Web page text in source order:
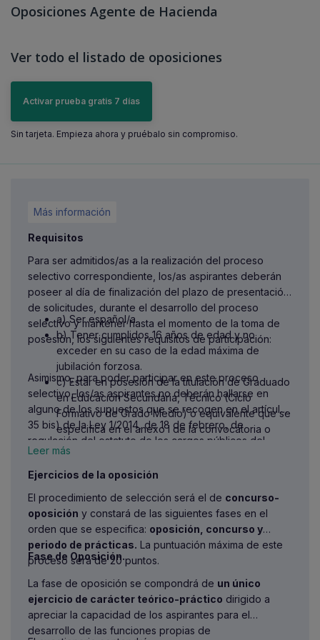
Oposiciones Agente de Hacienda
Ver todo el listado de oposiciones
Activar prueba gratis 7 días
Sin tarjeta. Empieza ahora y pruébalo sin compromiso.
Más información
Requisitos
Para ser admitidos/as a la realización del proceso
selectivo correspondiente, los/as aspirantes deberán
poseer al día de finalización del plazo de presentación
de solicitudes, durante el desarrollo del proceso
selectivo y mantener hasta el momento de la toma de
posesión, los siguientes requisitos de participación:
a) Ser español/a.
b) Tener cumplidos 16 años de edad y no
exceder en su caso de la edad máxima de
jubilación forzosa.
c) Estar en posesión de la titulación de Graduado
en Educación Secundaria, Técnico (Ciclo
Formativo de Grado Medio) o equivalente que se
especifica en el anexo I de la convocatoria o
cumplir las condiciones para obtenerlo. En el
se deberá estar en posesión, o en condiciones
de obtener, la credencial que acredite su
homologación o convalidación en su caso.
d) Poseer la capacidad funcional necesaria para
el desempeño del puesto.
e) No haber sido separado/a mediante
expediente disciplinario
f) No pertenecer como funcionario/a de carrera
a la misma Especialidad.
Asimismo, para poder participar en este proceso
selectivo, los/as aspirantes no deberán hallarse en
alguno de los supuestos que se recogen en el artículo
35 bis) de la Ley 1/2014, de 18 de febrero, de
regulación del estatuto de los cargos públicos del
Gobierno y la Administración de la Comunidad
Autónoma de Extremadura.
Leer más
Ejercicios de la oposición
El procedimiento de selección será el de concurso-
oposición y constará de las siguientes fases en el
orden que se especifica: oposición, concurso y
periodo de prácticas. La puntuación máxima de este
proceso será de 20 puntos.
Fase de Oposición.
La fase de oposición se compondrá de un único
ejercicio de carácter teórico-práctico dirigido a
apreciar la capacidad de los aspirantes para el
desarrollo de las funciones propias de